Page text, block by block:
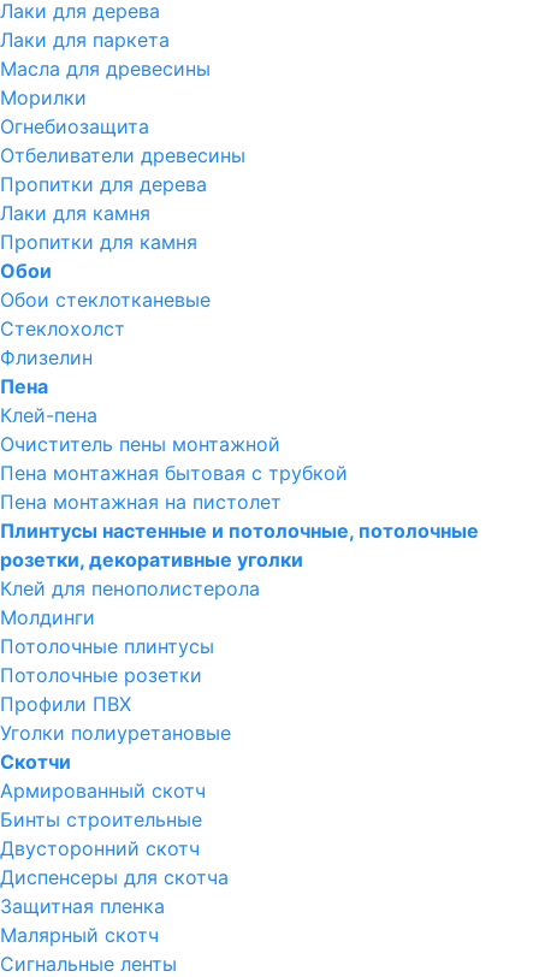
Лаки для дерева
Лаки для паркета
Масла для древесины
Морилки
Огнебиозащита
Отбеливатели древесины
Пропитки для дерева
Лаки для камня
Пропитки для камня
Обои
Обои стеклотканевые
Стеклохолст
Флизелин
Пена
Клей-пена
Очиститель пены монтажной
Пена монтажная бытовая с трубкой
Пена монтажная на пистолет
Плинтусы настенные и потолочные, потолочные
розетки, декоративные уголки
Клей для пенополистерола
Молдинги
Потолочные плинтусы
Потолочные розетки
Профили ПВХ
Уголки полиуретановые
Скотчи
Армированный скотч
Бинты строительные
Двусторонний скотч
Диспенсеры для скотча
Защитная пленка
Малярный скотч
Сигнальные ленты